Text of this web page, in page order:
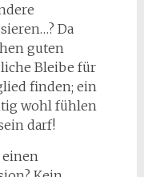
Da
guten
Bleibe für
finden; ein
wohl fühlen
darf!